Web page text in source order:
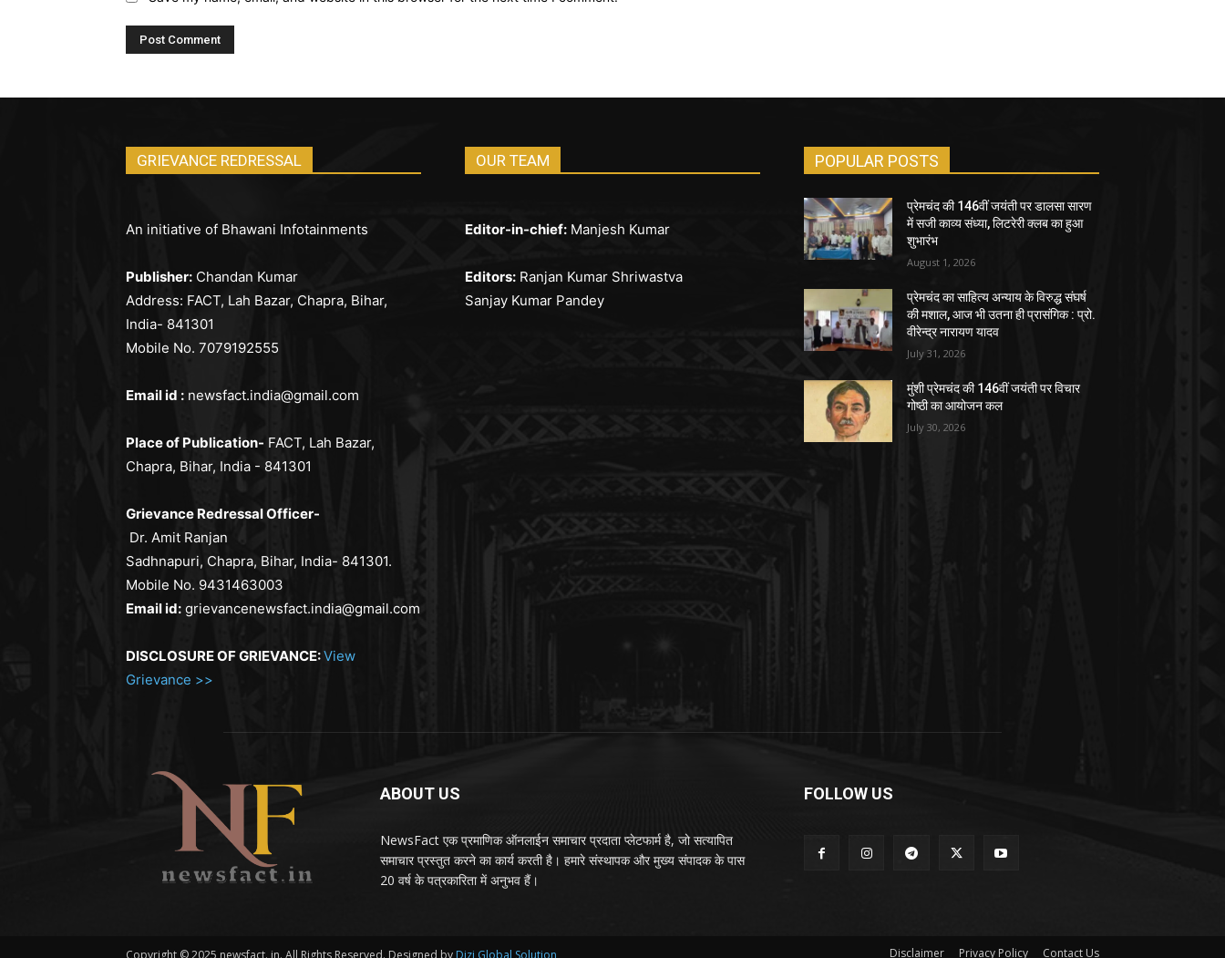
GRIEVANCE REDRESSAL
An initiative of Bhawani Infotainments
Publisher: Chandan Kumar
Address: FACT, Lah Bazar, Chapra, Bihar,
India- 841301
Mobile No. 7079192555
Email id : newsfact.india@gmail.com
Place of Publication- FACT, Lah Bazar,
Chapra, Bihar, India - 841301
Grievance Redressal Officer-
Dr. Amit Ranjan
Sadhnapuri, Chapra, Bihar, India- 841301.
Mobile No. 9431463003
Email id: grievancenewsfact.india@gmail.com
DISCLOSURE OF GRIEVANCE:View
Grievance >>
OUR TEAM
Editor-in-chief: Manjesh Kumar
Editors: Ranjan Kumar Shriwastva
Sanjay Kumar Pandey
POPULAR POSTS
प्रेमचंद की 146वीं जयंती पर डालसा सारण
में सजी काव्य संध्या, लिटरेरी क्लब का हुआ
शुभारंभ
August 1, 2026
प्रेमचंद का साहित्य अन्याय के विरुद्ध संघर्ष
की मशाल, आज भी उतना ही प्रासंगिक : प्रो.
वीरेन्द्र नारायण यादव
July 31, 2026
मुंशी प्रेमचंद की 146वीं जयंती पर विचार
गोष्ठी का आयोजन कल
July 30, 2026
ABOUT US
NewsFact एक प्रमाणिक ऑनलाईन समाचार प्रदाता प्लेटफार्म है, जो सत्यापित
समाचार प्रस्तुत करने का कार्य करती है। हमारे संस्थापक और मुख्य संपादक के पास
20 वर्ष के पत्रकारिता में अनुभव हैं।
FOLLOW US
Copyright © 2025 newsfact. in. All Rights Reserved. Designed by Dizi Global Solution Disclaimer Privacy Policy Contact Us